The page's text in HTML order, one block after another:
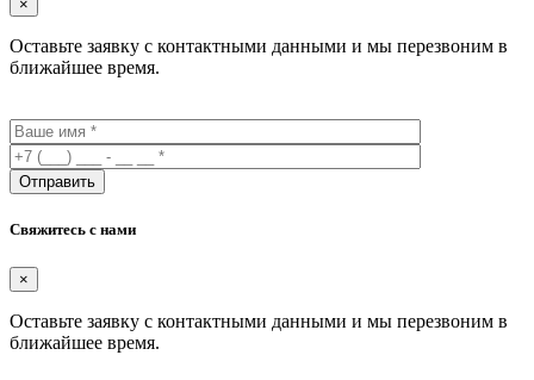
×
Оставьте заявку с контактными данными и мы перезвоним в
ближайшее время.
Свяжитесь с нами
×
Оставьте заявку с контактными данными и мы перезвоним в
ближайшее время.